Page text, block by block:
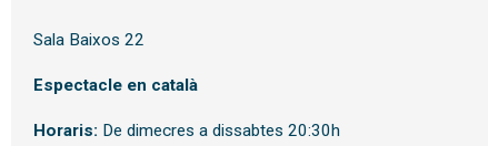
Sala Baixos 22
Espectacle en català
Horaris: De dimecres a dissabtes 20:30h